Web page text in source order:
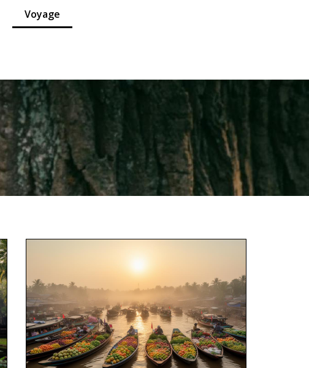
Voyage